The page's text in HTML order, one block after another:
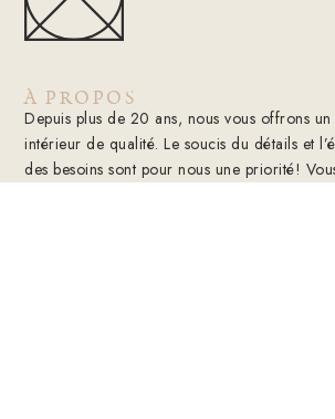
À PROPOS
Depuis plus de 20 ans, nous vous offrons
intérieur de qualité. Le soucis du détails et
des besoins sont pour nous une priorité!